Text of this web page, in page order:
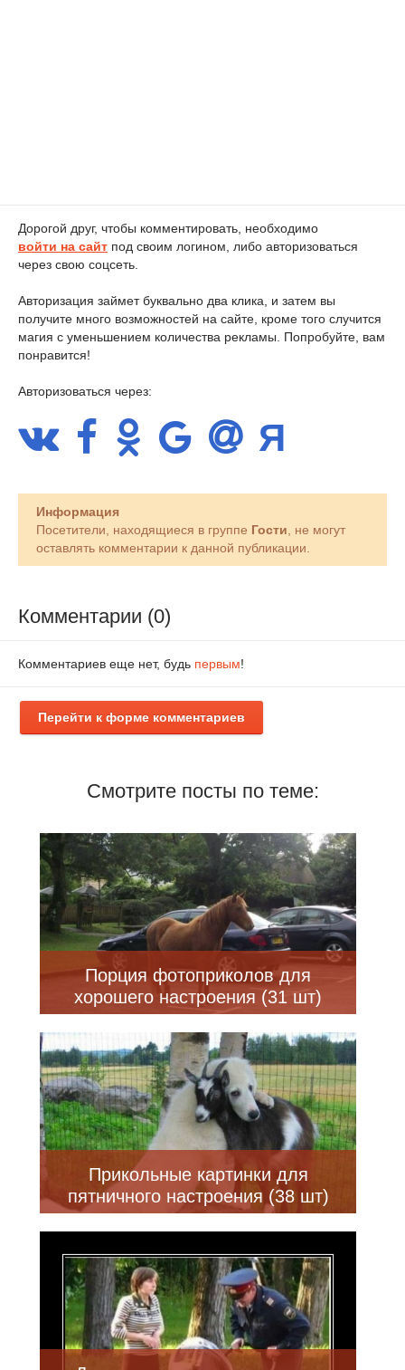
Дорогой друг, чтобы комментировать, необходимо
войти на сайт под своим логином, либо авторизоваться
через свою соцсеть.
Авторизация займет буквально два клика, и затем вы
получите много возможностей на сайте, кроме того случится
магия с уменьшением количества рекламы. Попробуйте, вам
понравится!
Авторизоваться через:
Информация
Посетители, находящиеся в группе Гости , не могут
оставлять комментарии к данной публикации.
Комментарии (0)
Комментариев еще нет, будь первым!
Перейти к форме комментариев
Смотрите посты по теме:
Порция фотоприколов для
хорошего настроения (31 шт)
Прикольные картинки для
пятничного настроения (38 шт)